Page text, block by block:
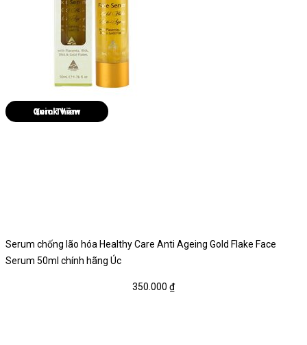
Quick View
Serum chống lão hóa Healthy Care Anti Ageing Gold Flake Face
Serum 50ml chính hãng Úc
350.000 ₫